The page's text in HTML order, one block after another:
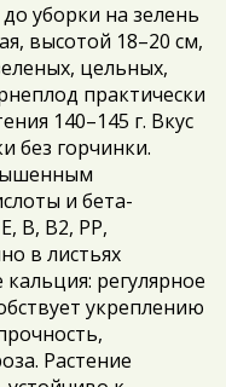
уборки на зелень
высотой 18–20 см,
цельных,
практически
140–145 г. Вкус
без горчинки.
и бета-
В, В2, РР,
в листьях
регулярное
укреплению
Растение